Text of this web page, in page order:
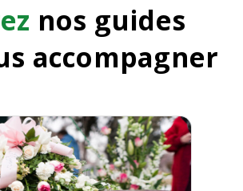
nos guides
accompagner